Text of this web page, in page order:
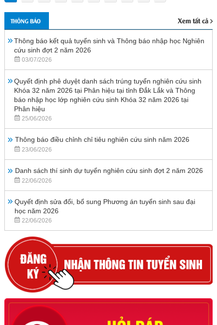
THÔNG BÁO Xem tất cả
Thông báo kết quả tuyển sinh và Thông báo nhập học Nghiên
cứu sinh đợt 2 năm 2026
03/07/2026
Quyết định phê duyệt danh sách trúng tuyển nghiên cứu sinh
Khóa 32 năm 2026 tại Phân hiệu tại tỉnh Đắk Lắk và Thông
báo nhập học lớp nghiên cứu sinh Khóa 32 năm 2026 tại
Phân hiệu
25/06/2026
Thông báo điều chỉnh chỉ tiêu nghiên cứu sinh năm 2026
23/06/2026
Danh sách thí sinh dự tuyển nghiên cứu sinh đợt 2 năm 2026
22/06/2026
Quyết định sửa đổi, bổ sung Phương án tuyển sinh sau đại
học năm 2026
22/06/2026